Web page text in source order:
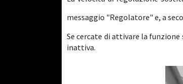
messaggio "Regolatore" e, a
Se cercate di attivare la
inattiva.